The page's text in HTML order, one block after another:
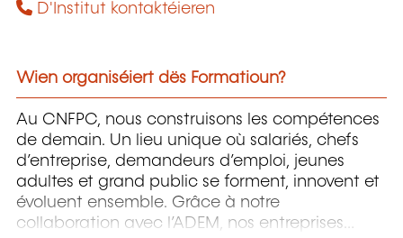
D'Institut kontaktéieren
Wien organiséiert dës Formatioun?
Au CNFPC, nous construisons les compétences
de demain. Un lieu unique où salariés, chefs
d’entreprise, demandeurs d’emploi, jeunes
adultes et grand public se forment, innovent et
évoluent ensemble. Grâce à notre
collaboration avec l’ADEM, nos entreprises